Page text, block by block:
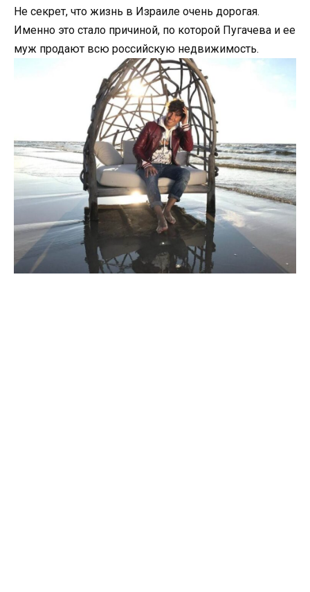
Не секрет, что жизнь в Израиле очень дорогая.
Именно это стало причиной, по которой Пугачева и ее
муж продают всю российскую недвижимость.